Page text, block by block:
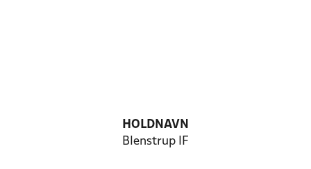
HOLDNAVN
Blenstrup IF